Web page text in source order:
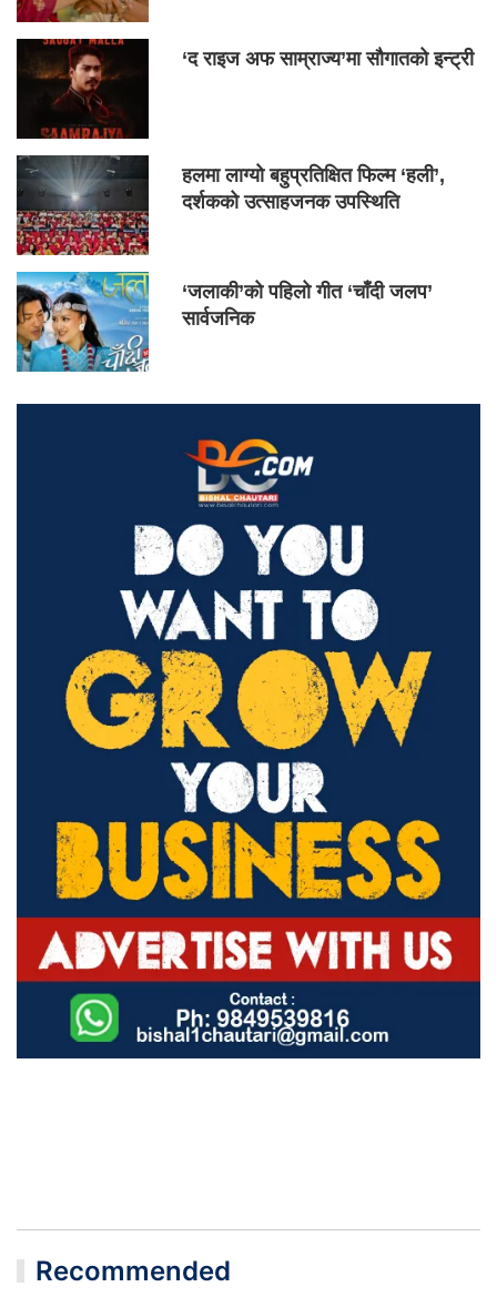
‘द राइज अफ साम्राज्य’मा सौगातको इन्ट्री
हलमा लाग्यो बहुप्रतिक्षित फिल्म ‘हली’,
दर्शकको उत्साहजनक उपस्थिति
‘जलाकी’को पहिलो गीत ‘चाँदी जलप’
सार्वजनिक
Recommended